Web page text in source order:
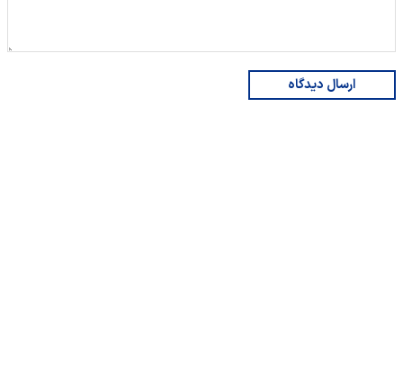
ارسال دیدگاه